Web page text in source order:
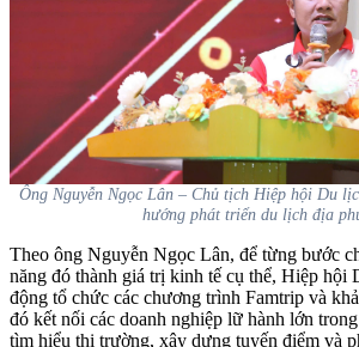
Ông Nguyễn Ngọc Lân – Chủ tịch Hiệp hội Du
hướng phát triển du lịch địa
Theo ông Nguyễn Ngọc Lân, để từng bước
năng đó thành giá trị kinh tế cụ thể, Hiệp hội
động tổ chức các chương trình Famtrip và
đó kết nối các doanh nghiệp lữ hành lớn
tìm hiểu thị trường, xây dựng tuyến điểm và